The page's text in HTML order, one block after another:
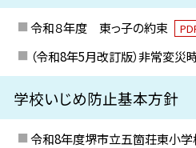
令和８年度 東っ子の約束
（令和8年5月改訂版）非常変災
学校いじめ防止基本方針
令和8年度堺市立五箇荘東小